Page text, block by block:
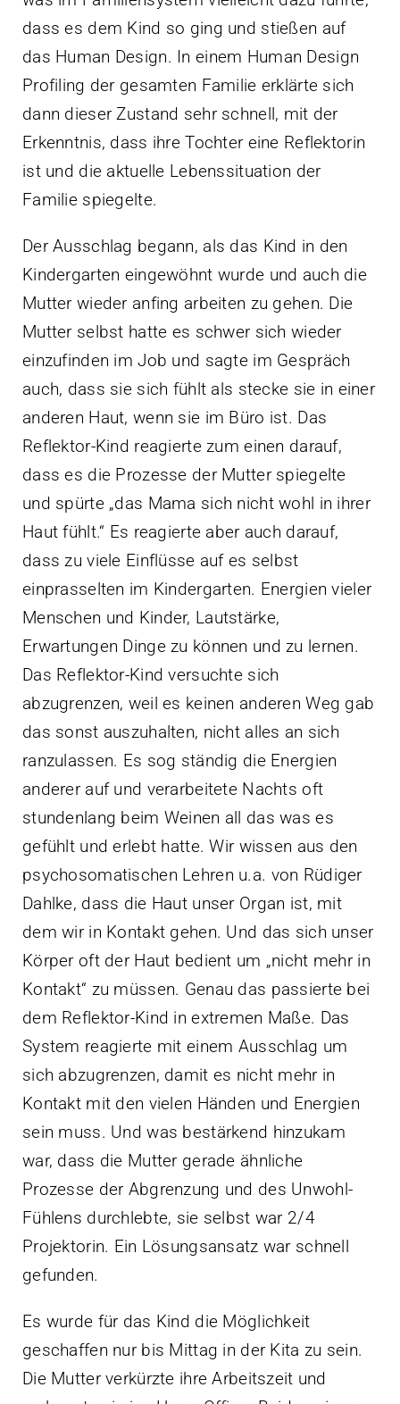
dass es dem Kind so ging und stießen auf
das Human Design. In einem Human Design
Profiling der gesamten Familie erklärte sich
dann dieser Zustand sehr schnell, mit der
Erkenntnis, dass ihre Tochter eine Reflektorin
ist und die aktuelle Lebenssituation der
Familie spiegelte.
Der Ausschlag begann, als das Kind in den
Kindergarten eingewöhnt wurde und auch die
Mutter wieder anfing arbeiten zu gehen. Die
Mutter selbst hatte es schwer sich wieder
einzufinden im Job und sagte im Gespräch
auch, dass sie sich fühlt als stecke sie in einer
anderen Haut, wenn sie im Büro ist. Das
Reflektor-Kind reagierte zum einen darauf,
dass es die Prozesse der Mutter spiegelte
und spürte „das Mama sich nicht wohl in ihrer
Haut fühlt.“ Es reagierte aber auch darauf,
dass zu viele Einflüsse auf es selbst
einprasselten im Kindergarten. Energien vieler
Menschen und Kinder, Lautstärke,
Erwartungen Dinge zu können und zu lernen.
Das Reflektor-Kind versuchte sich
abzugrenzen, weil es keinen anderen Weg gab
das sonst auszuhalten, nicht alles an sich
ranzulassen. Es sog ständig die Energien
anderer auf und verarbeitete Nachts oft
stundenlang beim Weinen all das was es
gefühlt und erlebt hatte. Wir wissen aus den
psychosomatischen Lehren u.a. von Rüdiger
Dahlke, dass die Haut unser Organ ist, mit
dem wir in Kontakt gehen. Und das sich unser
Körper oft der Haut bedient um „nicht mehr in
Kontakt“ zu müssen. Genau das passierte bei
dem Reflektor-Kind in extremen Maße. Das
System reagierte mit einem Ausschlag um
sich abzugrenzen, damit es nicht mehr in
Kontakt mit den vielen Händen und Energien
sein muss. Und was bestärkend hinzukam
war, dass die Mutter gerade ähnliche
Prozesse der Abgrenzung und des Unwohl-
Fühlens durchlebte, sie selbst war 2/4
Projektorin. Ein Lösungsansatz war schnell
gefunden.
Es wurde für das Kind die Möglichkeit
geschaffen nur bis Mittag in der Kita zu sein.
Die Mutter verkürzte ihre Arbeitszeit und